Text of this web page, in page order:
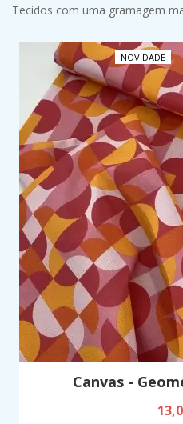
Tecidos com uma gramagem
NOVIDADE
Canvas -